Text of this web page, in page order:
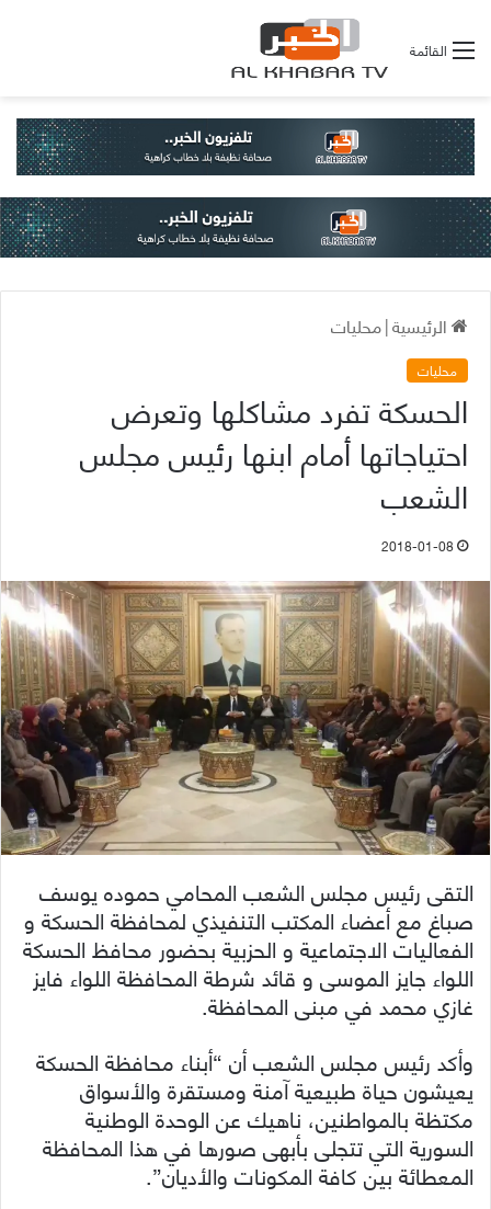
القائمة
الرئيسية|محليات
محليات
الحسكة تفرد مشاكلها وتعرض
احتياجاتها أمام ابنها رئيس مجلس
الشعب
2018-01-08
التقى رئيس مجلس الشعب المحامي حموده يوسف
صباغ مع أعضاء المكتب التنفيذي لمحافظة الحسكة و
الفعاليات الاجتماعية و الحزبية بحضور محافظ الحسكة
اللواء جايز الموسى و قائد شرطة المحافظة اللواء فايز
غازي محمد في مبنى المحافظة.
وأكد رئيس مجلس الشعب أن “أبناء محافظة الحسكة
يعيشون حياة طبيعية آمنة ومستقرة والأسواق
مكتظة بالمواطنين، ناهيك عن الوحدة الوطنية
السورية التي تتجلى بأبهى صورها في هذا المحافظة
المعطائة بين كافة المكونات والأديان”.